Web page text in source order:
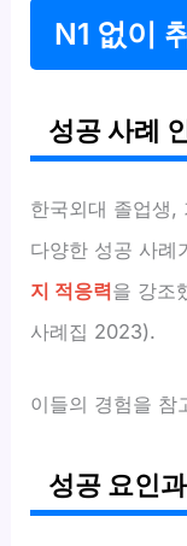
N1 없이
성공 사례
한국외대 졸업생,
다양한 성공 사례
지 적응력을 강조
사례집 2023).
이들의 경험을 참
성공 요인